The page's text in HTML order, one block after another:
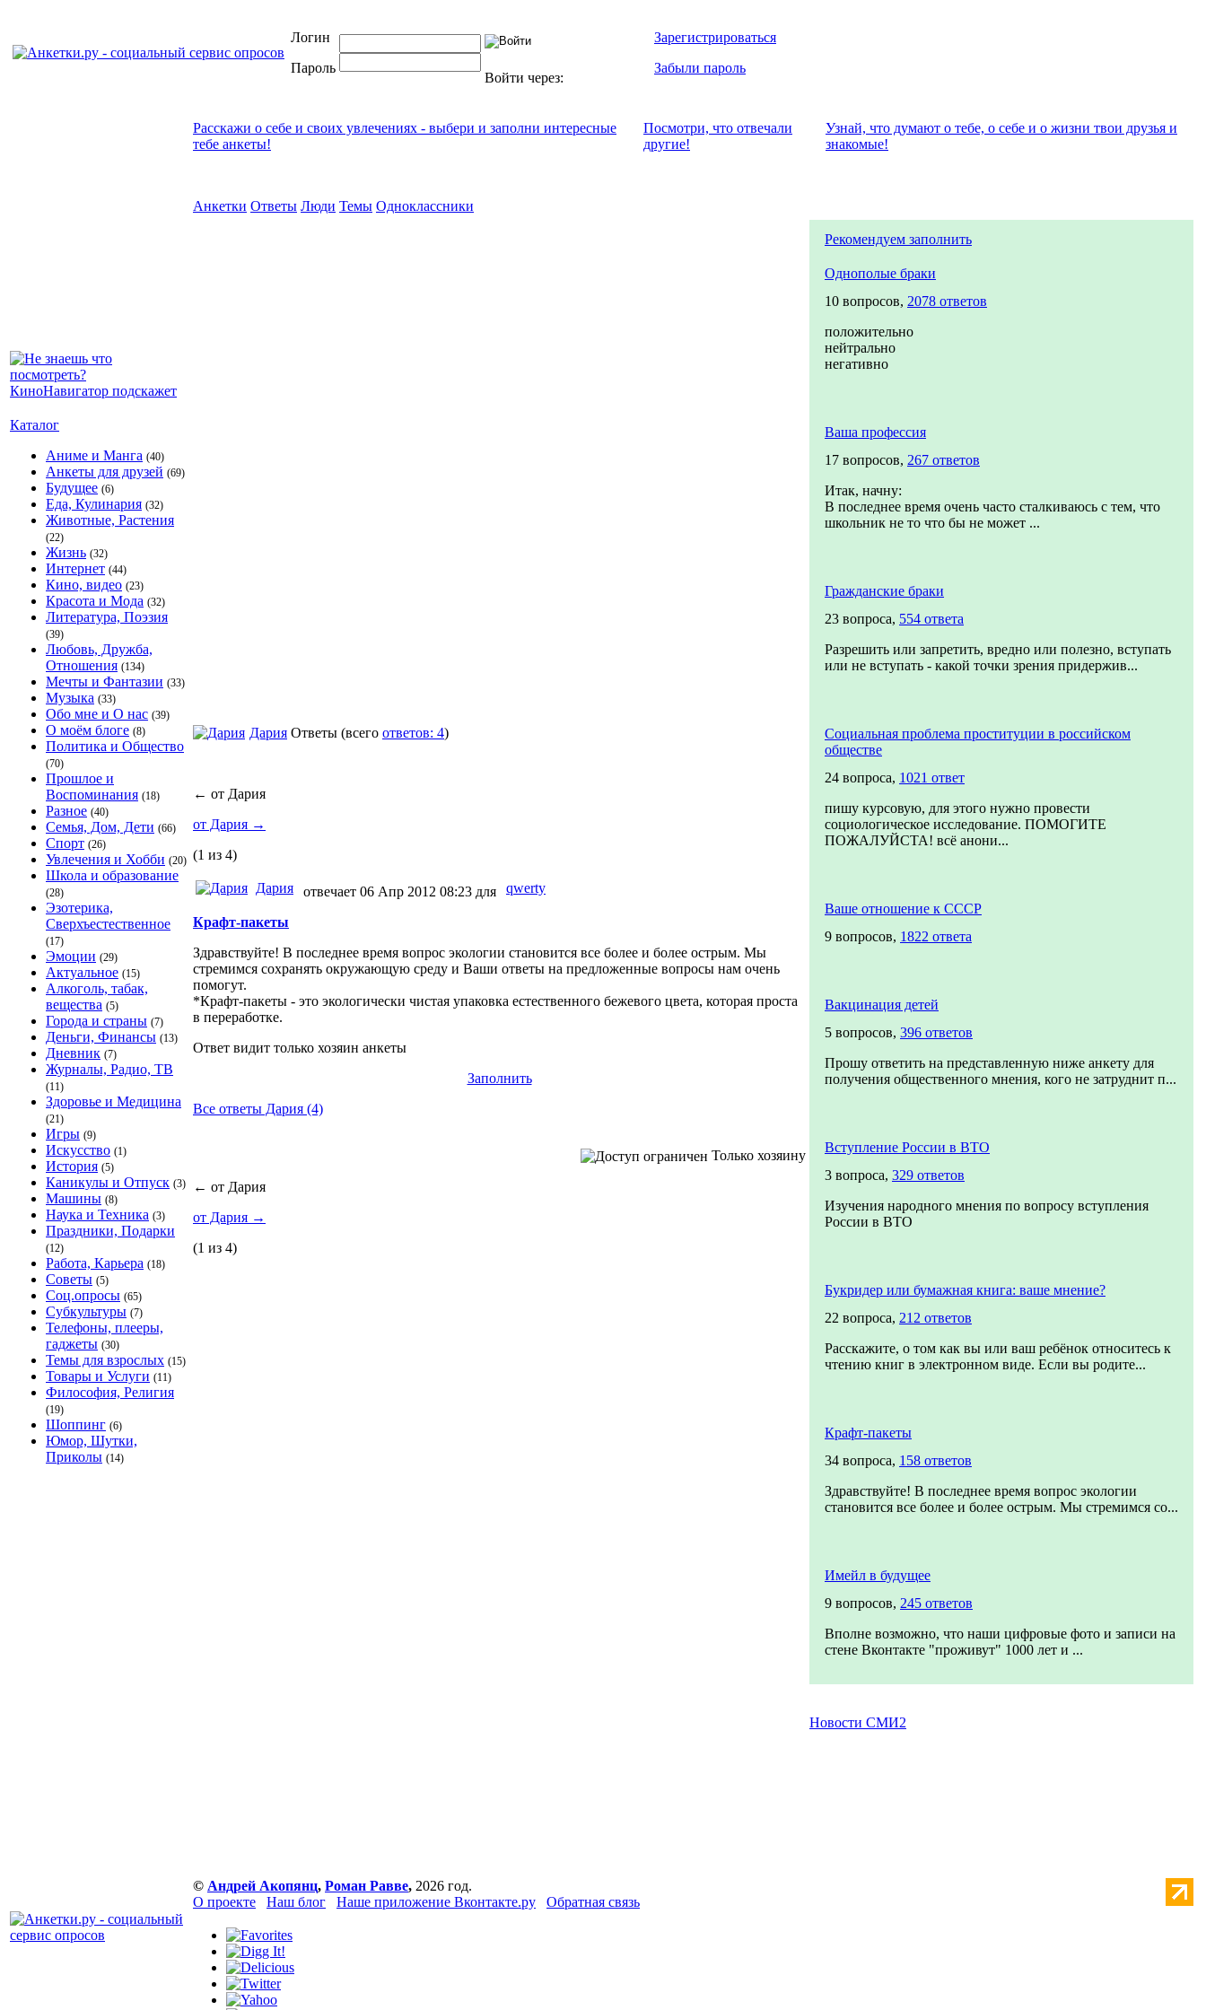
Логин
Пароль
Войти через:
Зарегистрироваться
Забыли пароль
Каталог
Аниме и Манга (40)
Анкеты для друзей (69)
Будущее (6)
Еда, Кулинария (32)
Животные, Растения
(22)
Жизнь (32)
Интернет (44)
Кино, видео (23)
Красота и Мода (32)
Литература, Поэзия
(39)
Любовь, Дружба,
Отношения (134)
Мечты и Фантазии (33)
Музыка (33)
Обо мне и О нас (39)
О моём блоге (8)
Политика и Общество
(70)
Прошлое и
Воспоминания (18)
Разное (40)
Семья, Дом, Дети (66)
Спорт (26)
Увлечения и Хобби (20)
Школа и образование
(28)
Эзотерика,
Сверхъестественное
(17)
Эмоции (29)
Актуальное (15)
Алкоголь, табак,
вещества (5)
Города и страны (7)
Деньги, Финансы (13)
Дневник (7)
Журналы, Радио, ТВ
(11)
Здоровье и Медицина
(21)
Игры (9)
Искусство (1)
История (5)
Каникулы и Отпуск (3)
Машины (8)
Наука и Техника (3)
Праздники, Подарки
(12)
Работа, Карьера (18)
Советы (5)
Соц.опросы (65)
Субкультуры (7)
Телефоны, плееры,
гаджеты (30)
Темы для взрослых (15)
Товары и Услуги (11)
Философия, Религия
(19)
Шоппинг (6)
Юмор, Шутки,
Приколы (14)
Расскажи о себе и своих увлечениях - выбери и заполни интересные
тебе анкеты!
Посмотри, что отвeчали
другие!
Узнай, что думают о тебе, о себе и о жизни твои друзья и
знакомые!
Анкетки Ответы Люди Темы Одноклассники
Дария Ответы (всего ответов: 4)
← от Дария
от Дария →
(1 из 4)
Дария отвечает 06 Апр 2012 08:23 для qwerty
Крафт-пакеты
Здравствуйте! В последнее время вопрос экологии становится все более и более острым. Мы
стремимся сохранять окружающую среду и Ваши ответы на предложенные вопросы нам очень
помогут.
*Крафт-пакеты - это экологически чистая упаковка естественного бежевого цвета, которая проста
в переработке.
Ответ видит только хозяин анкеты
Заполнить
Все ответы Дария (4)
Только хозяину
← от Дария
от Дария →
(1 из 4)
Рекомендуем заполнить
Однополые браки
10 вопросов, 2078 ответов
положительно
нейтрально
негативно
Ваша профессия
17 вопросов, 267 ответов
Итак, начну:
В последнее время очень часто сталкиваюсь с тем, что
школьник не то что бы не может ...
Гражданские браки
23 вопроса, 554 ответа
Разрешить или запретить, вредно или полезно, вступать
или не вступать - какой точки зрения придержив...
Социальная проблема проституции в российском
обществе
24 вопроса, 1021 ответ
пишу курсовую, для этого нужно провести
социологическое исследование. ПОМОГИТЕ
ПОЖАЛУЙСТА! всё анони...
Ваше отношение к СССР
9 вопросов, 1822 ответа
Вакцинация детей
5 вопросов, 396 ответов
Прошу ответить на представленную ниже анкету для
получения общественного мнения, кого не затруднит п...
Вступление России в ВТО
3 вопроса, 329 ответов
Изучения народного мнения по вопросу вступления
России в ВТО
Букридер или бумажная книга: ваше мнение?
22 вопроса, 212 ответов
Расскажите, о том как вы или ваш ребёнок относитесь к
чтению книг в электронном виде. Если вы родите...
Крафт-пакеты
34 вопроса, 158 ответов
Здравствуйте! В последнее время вопрос экологии
становится все более и более острым. Мы стремимся со...
Имейл в будущее
9 вопросов, 245 ответов
Вполне возможно, что наши цифровые фото и записи на
стене Вконтакте "проживут" 1000 лет и ...
Новости СМИ2
© Андрей Акопянц, Роман Равве, 2026 год.
О проекте
Наш блог Наше приложение Вконтакте.ру Обратная связь